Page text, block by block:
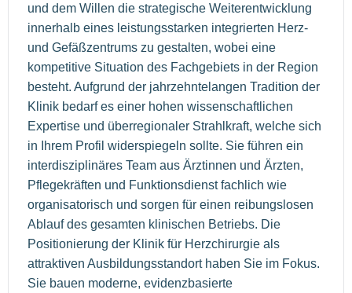
und dem Willen die strategische Weiterentwicklung
innerhalb eines leistungsstarken integrierten Herz-
und Gefäßzentrums zu gestalten, wobei eine
kompetitive Situation des Fachgebiets in der Region
besteht. Aufgrund der jahrzehntelangen Tradition der
Klinik bedarf es einer hohen wissenschaftlichen
Expertise und überregionaler Strahlkraft, welche sich
in Ihrem Profil widerspiegeln sollte. Sie führen ein
interdisziplinäres Team aus Ärztinnen und Ärzten,
Pflegekräften und Funktionsdienst fachlich wie
organisatorisch und sorgen für einen reibungslosen
Ablauf des gesamten klinischen Betriebs. Die
Positionierung der Klinik für Herzchirurgie als
attraktiven Ausbildungsstandort haben Sie im Fokus.
Sie bauen moderne, evidenzbasierte